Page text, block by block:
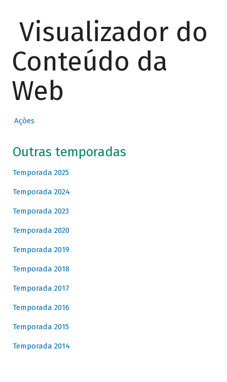
Visualizador do
Conteúdo da
Web
Ações
Outras temporadas
Temporada 2025
Temporada 2024
Temporada 2023
Temporada 2020
Temporada 2019
Temporada 2018
Temporada 2017
Temporada 2016
Temporada 2015
Temporada 2014